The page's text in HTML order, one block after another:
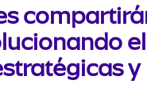
el
y